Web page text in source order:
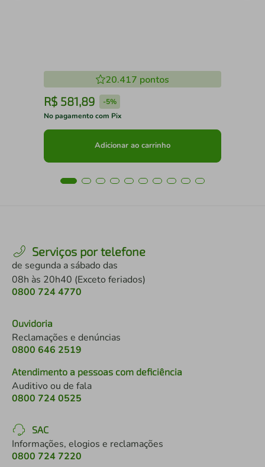
20.417 pontos
R$ 581,89 -5%
No pagamento com Pix
Adicionar ao carrinho
Serviços por telefone
de segunda a sábado das
08h às 20h40 (Exceto feriados)
0800 724 4770
Ouvidoria
Reclamações e denúncias
0800 646 2519
Atendimento a pessoas com deficiência
Auditivo ou de fala
0800 724 0525
SAC
Informações, elogios e reclamações
0800 724 7220